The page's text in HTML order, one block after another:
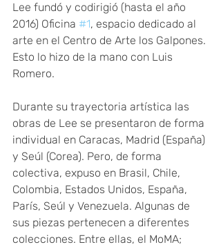
Lee fundó y codirigió (hasta el año
2016) Oficina #1, espacio dedicado al
arte en el Centro de Arte los Galpones.
Esto lo hizo de la mano con Luis
Romero.
Durante su trayectoria artística las
obras de Lee se presentaron de forma
individual en Caracas, Madrid (España)
y Seúl (Corea). Pero, de forma
colectiva, expuso en Brasil, Chile,
Colombia, Estados Unidos, España,
París, Seúl y Venezuela. Algunas de
sus piezas pertenecen a diferentes
colecciones. Entre ellas, el MoMA;